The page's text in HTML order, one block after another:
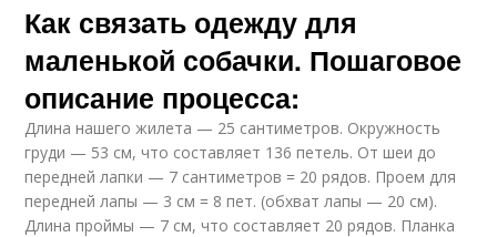
Как связать одежду для
маленькой собачки. Пошаговое
описание процесса:
Длина нашего жилета — 25 сантиметров. Окружность
груди — 53 см, что составляет 136 петель. От шеи до
передней лапки — 7 сантиметров = 20 рядов. Проем для
передней лапы — 3 см = 8 пет. (обхват лапы — 20 см).
Длина проймы — 7 см, что составляет 20 рядов. Планка